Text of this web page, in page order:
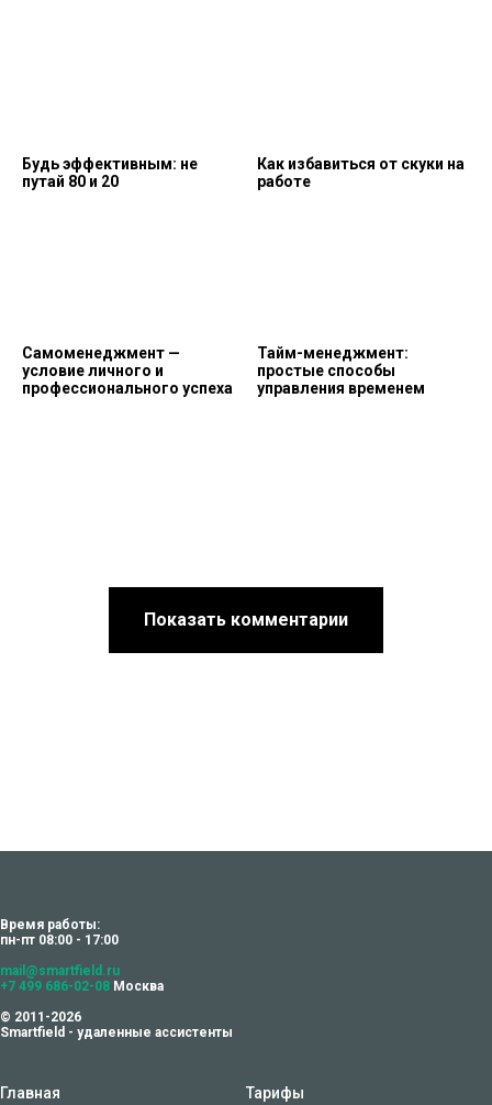
Будь эффективным: не
путай 80 и 20
Как избавиться от скуки на
работе
Самоменеджмент —
условие личного и
профессионального успеха
Тайм-менеджмент:
простые способы
управления временем
Показать комментарии
Время работы:
пн-пт 08:00 - 17:00
mail@smartfield.ru
+7 499 686-02-08 Москва
© 2011-2026
Smartfield - удаленные ассистенты
Главная Тарифы